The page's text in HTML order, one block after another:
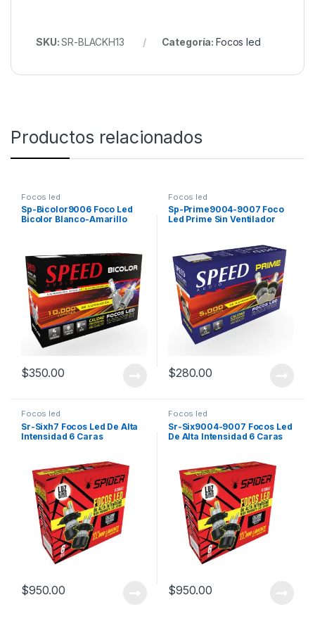
SKU:SR-BLACKH13 Categoría: Focos led
Productos relacionados
Focos led
Sp-Bicolor9006 Foco Led
Bicolor Blanco-Amarillo
$350.00
Focos led
Sp-Prime9004-9007 Foco
Led Prime Sin Ventilador
$280.00
Focos led
Sr-Sixh7 Focos Led De Alta
Intensidad 6 Caras
$950.00
Focos led
Sr-Six9004-9007 Focos Led
De Alta Intensidad 6 Caras
$950.00